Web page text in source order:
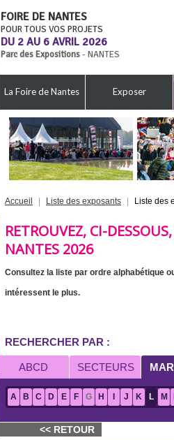
FOIRE DE NANTES
POUR TOUS VOS PROJETS
DU 2 AU 6 AVRIL 2026
Parc des Expositions- NANTES
La Foire de Nantes Exposer
Accueil Liste des exposants Liste des
RETROUVEZ, CI-
NANTES 2026
Consultez la liste par ordre alphabétique
intéressent le plus.
RECHERCHER PAR :
ABCD SECTEURS
A B C D E F G H J K L M
<< RETOUR